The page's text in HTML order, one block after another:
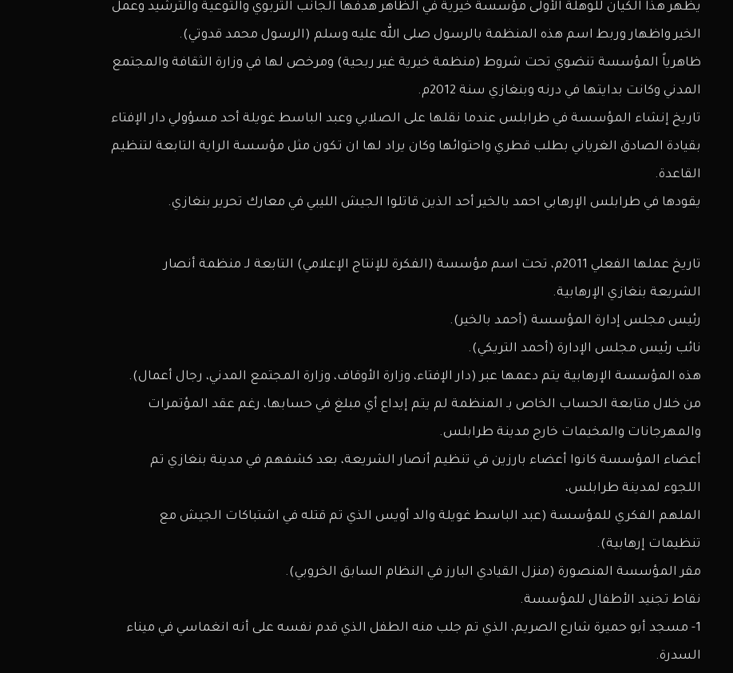
يظهر هذا الكيان للوهلة الأولى مؤسسة خيرية في الظاهر هدفها الجانب التربوي والتوعية والترشيد وعمل
الخير واظهار وربط اسم هذه المنظمة بالرسول صلى الله عليه وسلم (الرسول محمد قدوتي).
ظاهرياً المؤسسة تنضوي تحت شروط (منظمة خيرية غير ربحية) ومرخص لها في وزارة الثقافة والمجتمع
المدني وكانت بدايتها في درنه وبنغازي سنة 2012م.
تاريخ إنشاء المؤسسة في طرابلس عندما نقلها على الصلابي وعبد الباسط غويلة أحد مسؤولي دار الإفتاء
بقيادة الصادق الغرياني بطلب قطري واحتوائها وكان يراد لها ان تكون مثل مؤسسة الراية التابعة لتنظيم
القاعدة.
يقودها في طرابلس الإرهابي احمد بالخير أحد الذين قاتلوا الجيش الليبي في معارك تحرير بنغازي.
تاريخ عملها الفعلي 2011م، تحت اسم مؤسسة (الفكرة للإنتاج الإعلامي) التابعة لـ منظمة أنصار
الشريعة بنغازي الإرهابية.
رئيس مجلس إدارة المؤسسة (أحمد بالخير).
نائب رئيس مجلس الإدارة (أحمد التريكي).
هذه المؤسسة الإرهابية يتم دعمها عبر (دار الإفتاء، وزارة الأوقاف، وزارة المجتمع المدني، رجال أعمال).
من خلال متابعة الحساب الخاص بـ المنظمة لم يتم إيداع أي مبلغ في حسابها، رغم عقد المؤتمرات
والمهرجانات والمخيمات خارج مدينة طرابلس.
أعضاء المؤسسة كانوا أعضاء بارزين في تنظيم أنصار الشريعة، بعد كشفهم في مدينة بنغازي تم
اللجوء لمدينة طرابلس،
الملهم الفكري للمؤسسة (عبد الباسط غويلة والد أويس الذي تم قتله في اشتباكات الجيش مع
تنظيمات إرهابية).
مقر المؤسسة المنصورة (منزل القيادي البارز في النظام السابق الخروبي).
نقاط تجنيد الأطفال للمؤسسة.
1- مسجد أبو حميرة شارع الصريم، الذي تم جلب منه الطفل الذي قدم نفسه على أنه انغماسي في ميناء
السدرة.